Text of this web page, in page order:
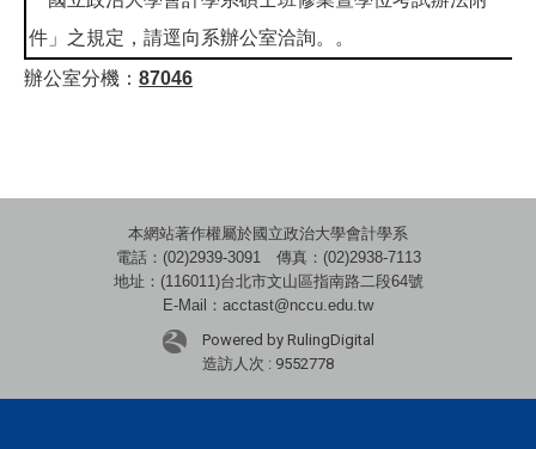
件」之規定，請逕向系辦公室洽詢。。
辦公室分機： 87046
本網站著作權屬於國立政治大學會計學系
電話：(02)2939-3091 傳真：(02)2938-7113
地址：(116011)台北市文山區指南路二段64號
E-Mail：acctast@nccu.edu.tw
Powered by RulingDigital
造訪人次 : 9552778